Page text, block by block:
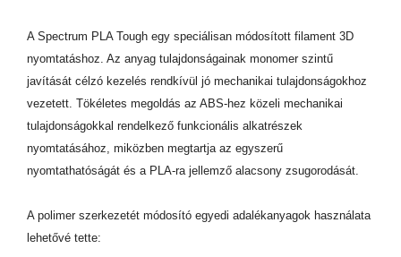
A Spectrum PLA Tough egy speciálisan módosított filament 3D
nyomtatáshoz. Az anyag tulajdonságainak monomer szintű
javítását célzó kezelés rendkívül jó mechanikai tulajdonságokhoz
vezetett. Tökéletes megoldás az ABS-hez közeli mechanikai
tulajdonságokkal rendelkező funkcionális alkatrészek
nyomtatásához, miközben megtartja az egyszerű
nyomtathatóságát és a PLA-ra jellemző alacsony zsugorodását.
A polimer szerkezetét módosító egyedi adalékanyagok használata
lehetővé tette: